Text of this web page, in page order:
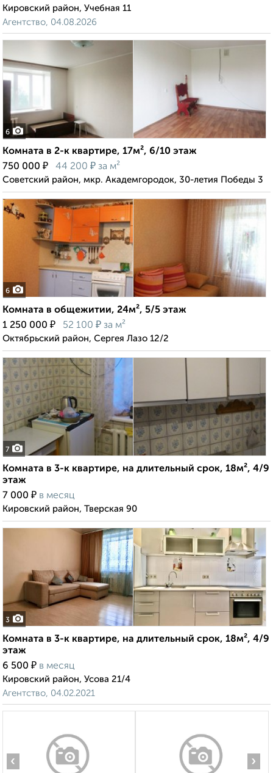
Кировский район, Учебная 11
Агентство, 04.08.2026
6
Комната в 2-к квартире, 17м², 6/10 этаж
750 000 ₽ 44 200 ₽ за м²
Советский район, мкр. Академгородок, 30-летия Победы 3
6
Комната в общежитии, 24м², 5/5 этаж
1 250 000 ₽ 52 100 ₽ за м²
Октябрьский район, Сергея Лазо 12/2
7
Комната в 3-к квартире, на длительный срок, 18м², 4/9
этаж
7 000 ₽ в месяц
Кировский район, Тверская 90
3
Комната в 3-к квартире, на длительный срок, 18м², 4/9
этаж
6 500 ₽ в месяц
Кировский район, Усова 21/4
Агентство, 04.02.2021
‹ ›